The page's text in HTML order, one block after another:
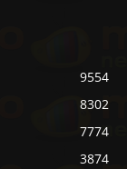
9554
8302
7774
3874